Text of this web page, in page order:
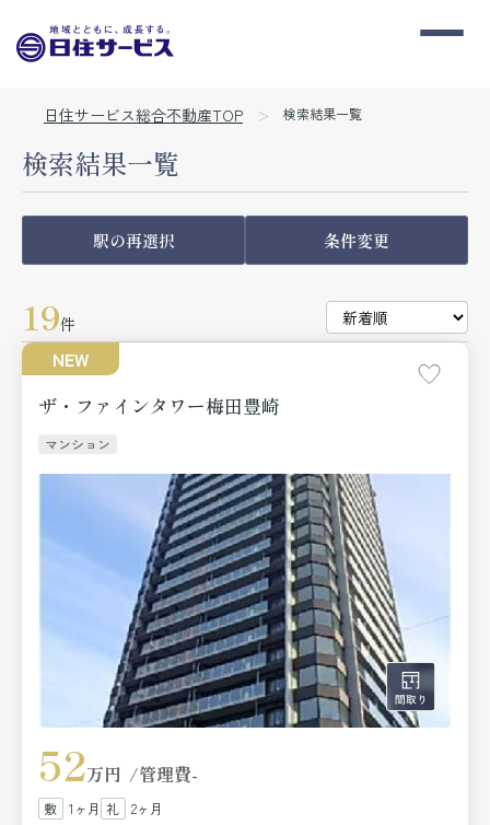
日住サービス総合不動産TOP 検索結果一覧
検索結果一覧
駅の再選択 条件変更
19件
NEW
ザ・ファインタワー梅田豊崎
マンション
52万円 管理費-
1ヶ月 2ヶ月